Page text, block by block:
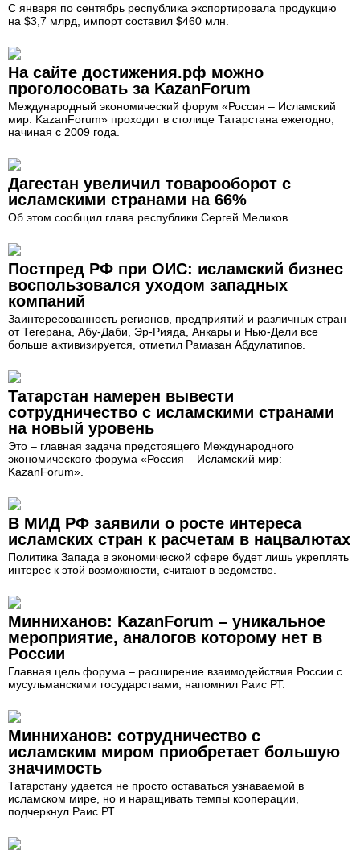
С января по сентябрь республика экспортировала продукцию
на $3,7 млрд, импорт составил $460 млн.
На сайте достижения.рф можно
проголосовать за KazanForum
Международный экономический форум «Россия – Исламский
мир: KazanForum» проходит в столице Татарстана ежегодно,
начиная с 2009 года.
Дагестан увеличил товарооборот с
исламскими странами на 66%
Об этом сообщил глава республики Сергей Меликов.
Постпред РФ при ОИС: исламский бизнес
воспользовался уходом западных
компаний
Заинтересованность регионов, предприятий и различных стран
от Тегерана, Абу-Даби, Эр-Рияда, Анкары и Нью-Дели все
больше активизируется, отметил Рамазан Абдулатипов.
Татарстан намерен вывести
сотрудничество с исламскими странами
на новый уровень
Это – главная задача предстоящего Международного
экономического форума «Россия – Исламский мир:
KazanForum».
В МИД РФ заявили о росте интереса
исламских стран к расчетам в нацвалютах
Политика Запада в экономической сфере будет лишь укреплять
интерес к этой возможности, считают в ведомстве.
Минниханов: KazanForum – уникальное
мероприятие, аналогов которому нет в
России
Главная цель форума – расширение взаимодействия России с
мусульманскими государствами, напомнил Раис РТ.
Минниханов: сотрудничество с
исламским миром приобретает большую
значимость
Татарстану удается не просто оставаться узнаваемой в
исламском мире, но и наращивать темпы кооперации,
подчеркнул Раис РТ.